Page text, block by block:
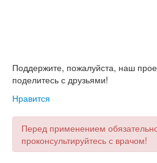
Поддержите, пожалуйста, наш
поделитесь с друзьями!
Нравится
Перед применением
проконсультируйтесь с врачом!